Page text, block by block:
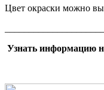
Цвет окраски можно
Узнать информацию